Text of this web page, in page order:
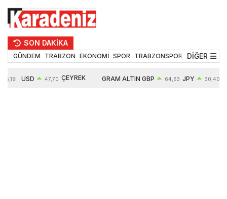
SON DAKİKA
GÜNDEM TRABZON EKONOMİ SPOR TRABZONSPOR TEKNOLOJİ
DİĞER
55,19 USD 47,70 ÇEYREK GRAM ALTIN GBP 64,63 JPY 30,40